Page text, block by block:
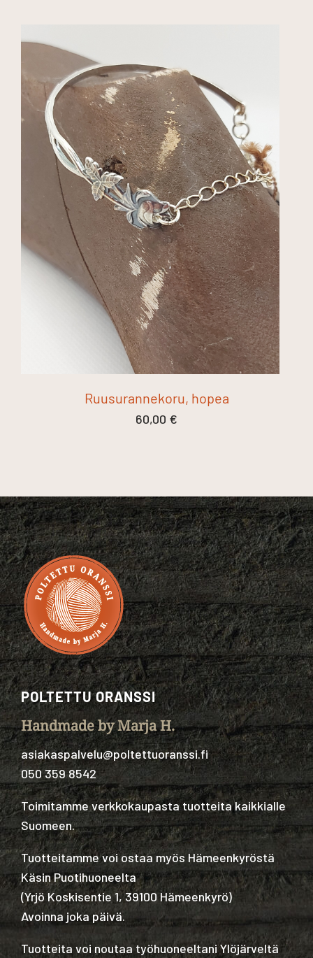
Ruusurannekoru, hopea
60,00 €
POLTETTU ORANSSI
Handmade by Marja H.
asiakaspalvelu@poltettuoranssi.fi
050 359 8542
Toimitamme verkkokaupasta tuotteita kaikkialle
Suomeen.
Tuotteitamme voi ostaa myös Hämeenkyröstä
Käsin Puotihuoneelta
(Yrjö Koskisentie 1, 39100 Hämeenkyrö)
Avoinna joka päivä.
Tuotteita voi noutaa työhuoneeltani Ylöjärveltä